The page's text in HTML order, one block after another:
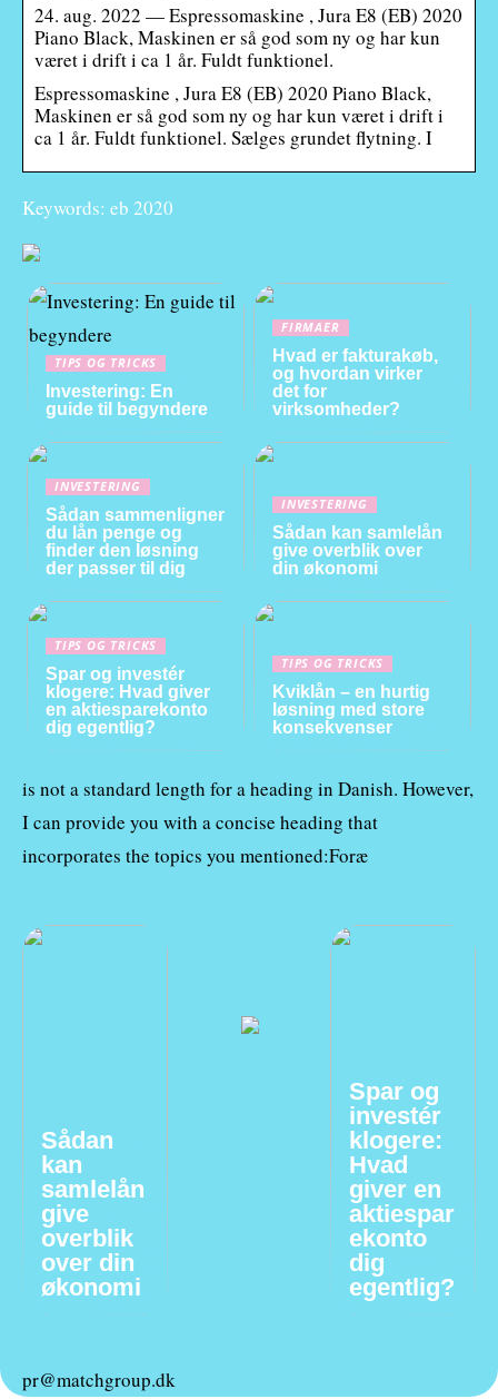
24. aug. 2022 — Espressomaskine , Jura E8 (EB) 2020
Piano Black, Maskinen er så god som ny og har kun
været i drift i ca 1 år. Fuldt funktionel.
Espressomaskine , Jura E8 (EB) 2020 Piano Black,
Maskinen er så god som ny og har kun været i drift i
ca 1 år. Fuldt funktionel. Sælges grundet flytning. I
Keywords: eb 2020
TIPS OG TRICKS
Investering: En
guide til begyndere
FIRMAER
Hvad er fakturakøb,
og hvordan virker
det for
virksomheder?
INVESTERING
Sådan sammenligner
du lån penge og
finder den løsning
der passer til dig
INVESTERING
Sådan kan samlelån
give overblik over
din økonomi
TIPS OG TRICKS
Spar og investér
klogere: Hvad giver
en aktiesparekonto
dig egentlig?
TIPS OG TRICKS
Kviklån – en hurtig
løsning med store
konsekvenser
is not a standard length for a heading in Danish. However,
I can provide you with a concise heading that
incorporates the topics you mentioned:Foræ
Sådan
kan
samlelån
give
overblik
over din
økonomi
Spar og
investér
klogere:
Hvad
giver en
aktiespar
ekonto
dig
egentlig?
pr@matchgroup.dk